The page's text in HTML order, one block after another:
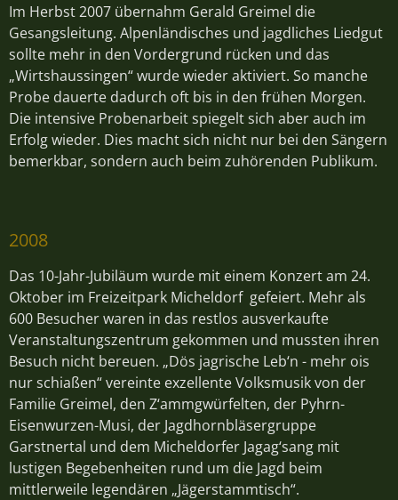
Im Herbst 2007 übernahm Gerald Greimel die
Gesangsleitung. Alpenländisches und jagdliches Liedgut
sollte mehr in den Vordergrund rücken und das
„Wirtshaussingen“ wurde wieder aktiviert. So manche
Probe dauerte dadurch oft bis in den frühen Morgen.
Die intensive Probenarbeit spiegelt sich aber auch im
Erfolg wieder. Dies macht sich nicht nur bei den Sängern
bemerkbar, sondern auch beim zuhörenden Publikum.
2008
Das 10-Jahr-Jubiläum wurde mit einem Konzert am 24.
Oktober im Freizeitpark Micheldorf gefeiert. Mehr als
600 Besucher waren in das restlos ausverkaufte
Veranstaltungszentrum gekommen und mussten ihren
Besuch nicht bereuen. „Dös jagrische Leb‘n - mehr ois
nur schiaßen“ vereinte exzellente Volksmusik von der
Familie Greimel, den Z‘ammgwürfelten, der Pyhrn-
Eisenwurzen-Musi, der Jagdhornbläsergruppe
Garstnertal und dem Micheldorfer Jagag‘sang mit
lustigen Begebenheiten rund um die Jagd beim
mittlerweile legendären „Jägerstammtisch“.